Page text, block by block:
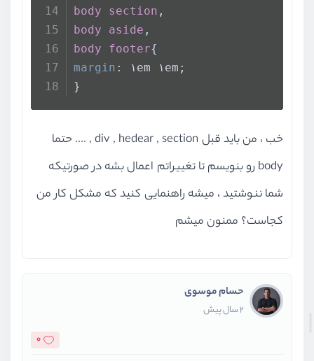
body
section ,
body
aside ,
body
footer{
margin : ۱em ۱em;
}
خب ، من باید قبل div , hedear , section , .... حتما
body رو بنویسم تا تغییراتم اعمال بشه در صورتیکه
شما ننوشتید ، میشه راهنمایی کنید که مشکل کار من
کجاست؟ ممنون میشم
حسام موسوی
2 سال پیش
0